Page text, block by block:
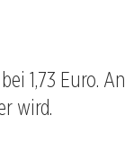
1,73 Euro.
wird.